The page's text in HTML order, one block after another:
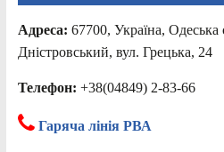
Адреса: 67700, Україна, Одеська
Дністровський, вул. Грецька, 24
Телефон: +38(04849) 2-83-66
Гаряча лінія РВА